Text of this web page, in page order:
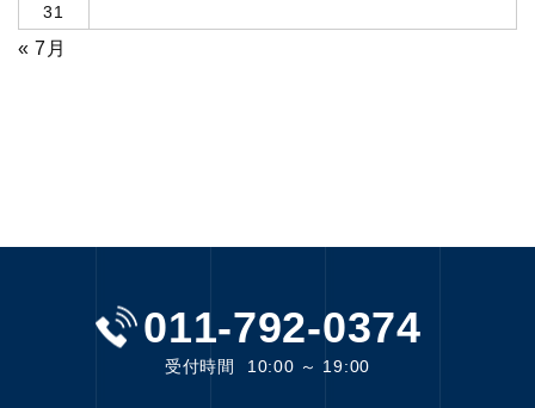
31
« 7月
011-792-0374
受付時間 10:00 ～ 19:00